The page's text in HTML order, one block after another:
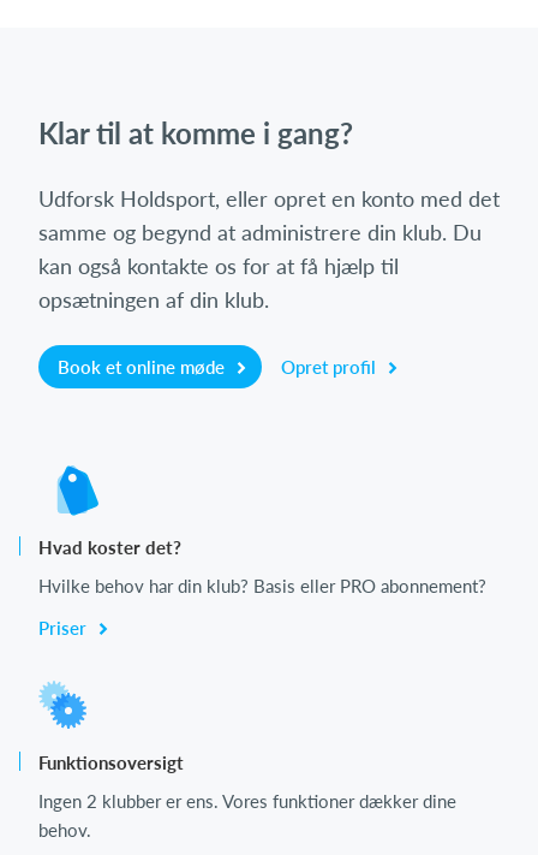
Klar til at komme i gang?
Udforsk Holdsport, eller opret en konto med det
samme og begynd at administrere din klub. Du
kan også kontakte os for at få hjælp til
opsætningen af din klub.
Book et online møde Opret profil
Hvad koster det?
Hvilke behov har din klub? Basis eller PRO abonnement?
Priser
Funktionsoversigt
Ingen 2 klubber er ens. Vores funktioner dækker dine
behov.